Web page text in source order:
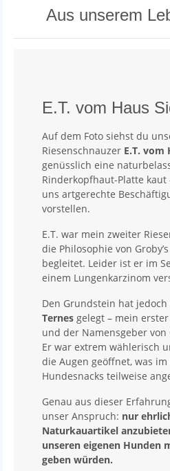
Aus unserem
E.T. vom Haus
Auf dem Foto siehst du
Riesenschnauzer E.T. vom
genüsslich eine
Rinderkopfhaut-Platte kaut
uns artgerechte
vorstellen.
E.T. war mein zweiter
die Philosophie von
begleitet. Leider ist er im
einem Lungenkarzinom
Den Grundstein hat jedoch
Ternes gelegt – mein
und der Namensgeber von
Er war extrem wählerisch
die Augen geöffnet, was im
Hundesnacks teilweise
Genau aus dieser
unser Anspruch: nur
Naturkauartikel
unseren eigenen Hunden
geben würden.